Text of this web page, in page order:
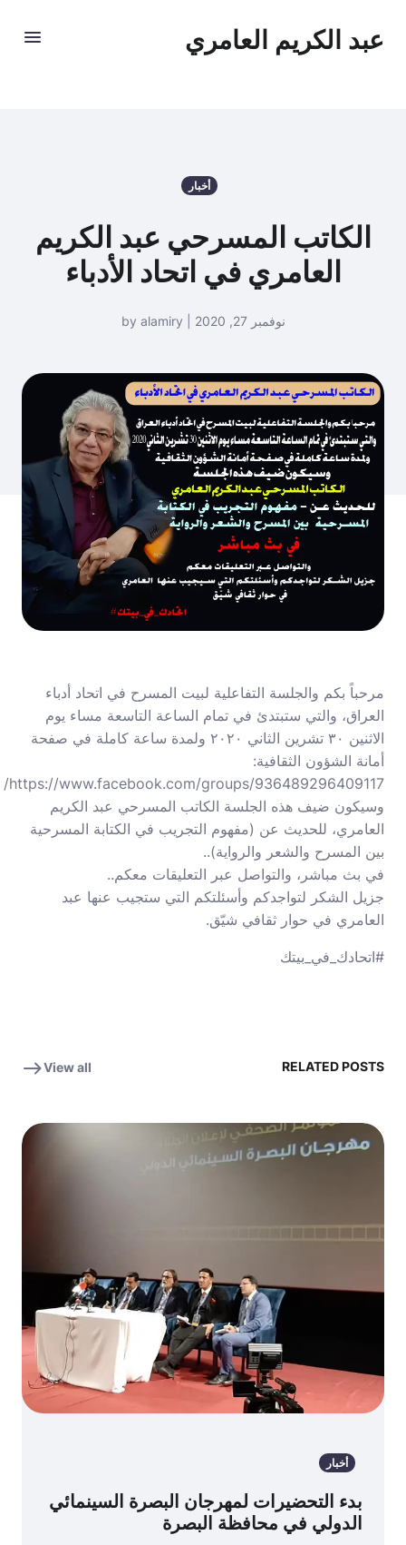
عبد الكريم العامري
أخبار
الكاتب المسرحي عبد الكريم
العامري في اتحاد الأدباء
نوفمبر 27, 2020 | by alamiry
مرحباً بكم والجلسة التفاعلية لبيت المسرح في اتحاد أدباء
العراق، والتي ستبتدئ في تمام الساعة التاسعة مساء يوم
الاثنين ٣٠ تشرين الثاني ٢٠٢٠ ولمدة ساعة كاملة في صفحة
أمانة الشؤون الثقافية:
https://www.facebook.com/groups/936489296409117/
وسيكون ضيف هذه الجلسة الكاتب المسرحي عبد الكريم
العامري، للحديث عن (مفهوم التجريب في الكتابة المسرحية
بين المسرح والشعر والرواية)..
في بث مباشر، والتواصل عبر التعليقات معكم..
جزيل الشكر لتواجدكم وأسئلتكم التي ستجيب عنها عبد
العامري في حوار ثقافي شيّق.
#اتحادك_في_بيتك
RELATED POSTS
View all
أخبار
بدء التحضيرات لمهرجان البصرة السينمائي
الدولي في محافظة البصرة